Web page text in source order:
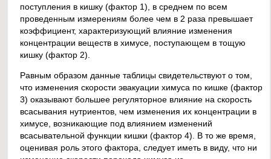
поступления в кишку (фактор 1), в среднем по всем
проведенным измерениям более чем в 2 раза превышает
коэффициент, характеризующий влияние изменения
концентрации веществ в химусе, поступающем в тощую
кишку (фактор 2).
Равным образом данные таблицы свидетельствуют о том,
что изменения скорости эвакуации химуса по кишке (фактор
3) оказывают большее регуляторное влияние на скорость
всасывания нутриентов, чем изменения их концентрации в
химусе, возникающие под влиянием изменений
всасывательной функции кишки (фактор 4). В то же время,
оценивая роль этого фактора, следует иметь в виду, что ни